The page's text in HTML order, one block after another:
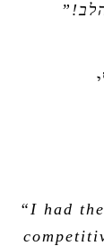
“I had